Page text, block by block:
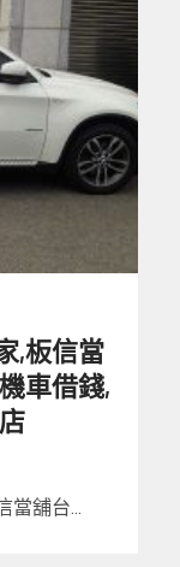
,板信當
車借錢,
當舖台...